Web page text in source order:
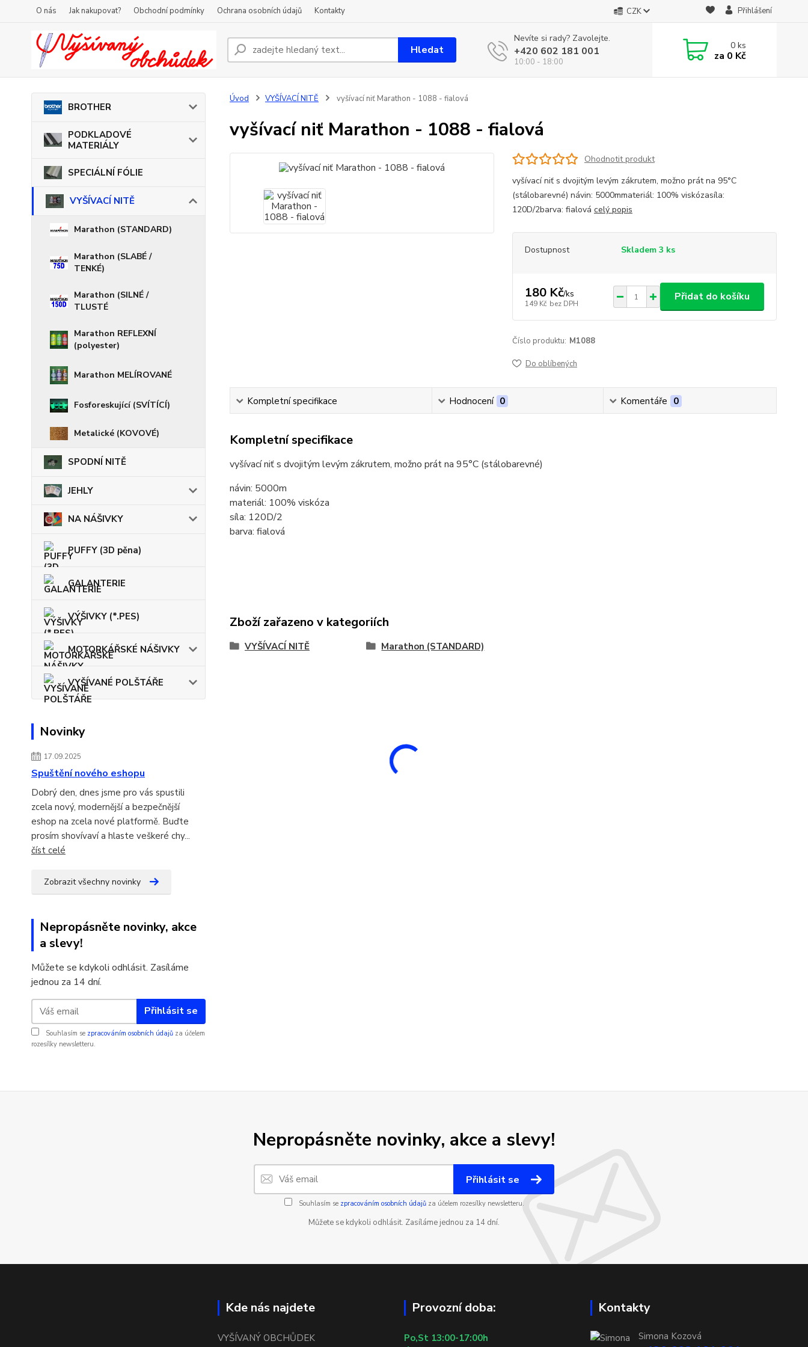
O nás Jak nakupovat? Obchodní podmínky Ochrana osobních údajů Kontakty CZK Přihlášení
Hledat
Nevíte si rady? Zavolejte.
+420 602 181 001
10:00 - 18:00
0ks
za 0 Kč
BROTHER
PODKLADOVÉ
MATERIÁLY
SPECIÁLNÍ FÓLIE
VYŠÍVACÍ NITĚ
Marathon (STANDARD)
Marathon (SLABÉ /
TENKÉ)
Marathon (SILNÉ /
TLUSTÉ
Marathon REFLEXNÍ
(polyester)
Marathon MELÍROVANÉ
Fosforeskující (SVÍTÍCÍ)
Metalické (KOVOVÉ)
SPODNÍ NITĚ
JEHLY
NA NÁŠIVKY
PUFFY (3D pěna)
GALANTERIE
VÝŠIVKY (*.PES)
MOTORKÁŘSKÉ NÁŠIVKY
VYŠÍVANÉ POLŠTÁŘE
Novinky
17.09.2025
Spuštění nového eshopu
Dobrý den, dnes jsme pro vás spustili
zcela nový, modernější a bezpečnější
eshop na zcela nové platformě. Buďte
prosím shovívaví a hlaste veškeré chy...
číst celé
Zobrazit všechny novinky
Nepropásněte novinky, akce
a slevy!
Můžete se kdykoli odhlásit. Zasíláme
jednou za 14 dní.
Přihlásit se
Souhlasím se zpracováním osobních údajů za účelem
rozesílky newsletteru.
Úvod VYŠÍVACÍ NITĚ vyšívací niť Marathon - 1088 - fialová
vyšívací niť Marathon - 1088 - fialová
Ohodnotit produkt
vyšívací niť s dvojitým levým zákrutem, možno prát na 95°C
(stálobarevné) návin: 5000mmateriál: 100% viskózasíla:
120D/2barva: fialová celý popis
Dostupnost Skladem 3 ks
180 Kč/ks
149 Kč bez DPH
Přidat do košíku
Číslo produktu: M1088
Do oblíbených
Kompletní specifikace Hodnocení 0 Komentáře 0
Kompletní specifikace
vyšívací niť s dvojitým levým zákrutem, možno prát na 95°C (stálobarevné)
návin: 5000m
materiál: 100% viskóza
síla: 120D/2
barva: fialová
Zboží zařazeno v kategoriích
VYŠÍVACÍ NITĚ Marathon (STANDARD)
Nepropásněte novinky, akce a slevy!
Přihlásit se
Souhlasím se zpracováním osobních údajůza účelem rozesílky newsletteru.
Můžete se kdykoli odhlásit. Zasíláme jednou za 14 dní.
Kde nás najdete
VYŠÍVANÝ OBCHŮDEK
Provozní doba:
Po,St 13:00-17:00h
Kontakty
Simona Kozová